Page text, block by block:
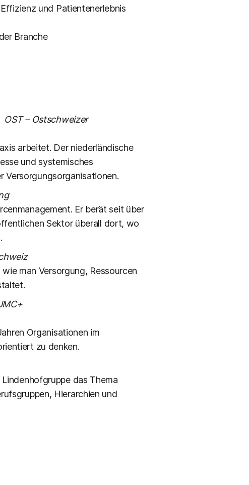
und Patientenerlebnis
Branche
– Ostschweizer
arbeitet. Der niederländische
und systemisches
Versorgungsorganisationen.
Er berät seit über
Sektor überall dort, wo
man Versorgung, Ressourcen
Organisationen im
zu denken.
das Thema
Hierarchien und